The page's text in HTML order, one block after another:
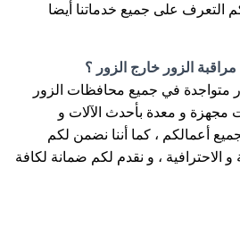
التعرف على جميع خدماتنا أيضا
الزور خارج الزور ؟
متواجدة في جميع محافظات الزور
مجهزة و معدة بأحدث الآلات و
أعمالكم ، كما أننا نضمن لكم
الاحترافية ، و نقدم لكم ضمانة لكافة